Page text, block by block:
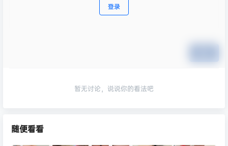
登录
暂无讨论，说说你的看法吧
随便看看